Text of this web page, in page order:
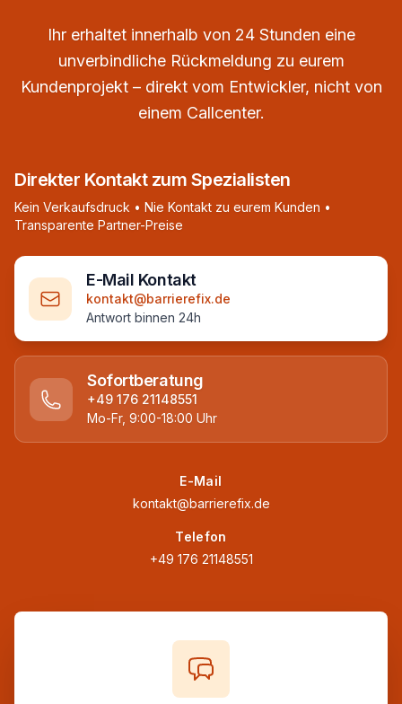
Ihr erhaltet innerhalb von 24 Stunden eine
unverbindliche Rückmeldung zu eurem
Kundenprojekt – direkt vom Entwickler, nicht von
einem Callcenter.
Direkter Kontakt zum Spezialisten
Kein Verkaufsdruck • Nie Kontakt zu eurem Kunden •
Transparente Partner-Preise
E-Mail Kontakt
kontakt@barrierefix.de
Antwort binnen 24h
Sofortberatung
+49 176 21148551
Mo-Fr, 9:00-18:00 Uhr
E-Mail
kontakt@barrierefix.de
Telefon
+49 176 21148551